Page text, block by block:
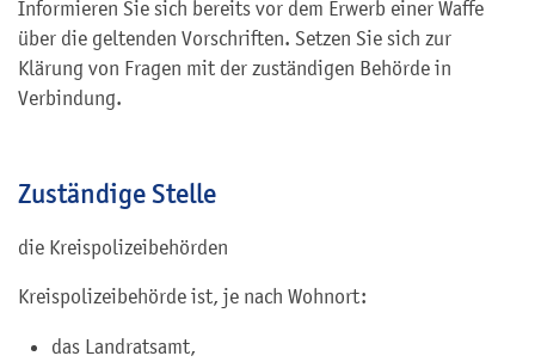
Informieren Sie sich bereits vor dem Erwerb einer Waffe
über die geltenden Vorschriften. Setzen Sie sich zur
Klärung von Fragen mit der zuständigen Behörde in
Verbindung.
Zuständige Stelle
die Kreispolizeibehörden
Kreispolizeibehörde ist, je nach Wohnort:
das Landratsamt,